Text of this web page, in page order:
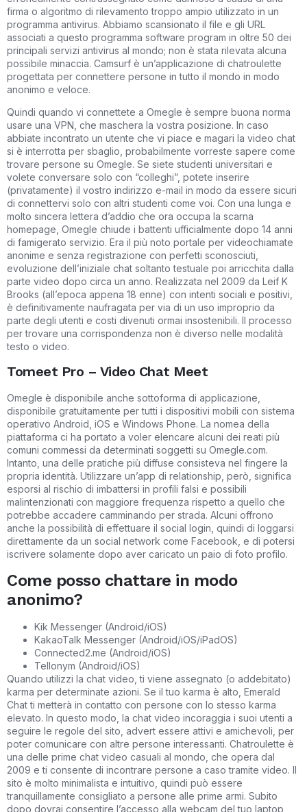
firma o algoritmo di rilevamento troppo ampio utilizzato in un
programma antivirus. Abbiamo scansionato il file e gli URL
associati a questo programma software program in oltre 50 dei
principali servizi antivirus al mondo; non è stata rilevata alcuna
possibile minaccia. Camsurf è un’applicazione di chatroulette
progettata per connettere persone in tutto il mondo in modo
anonimo e veloce.
Quindi quando vi connettete a Omegle è sempre buona norma
usare una VPN, che maschera la vostra posizione. In caso
abbiate incontrato un utente che vi piace e magari la video chat
si è interrotta per sbaglio, probabilmente vorreste sapere come
trovare persone su Omegle. Se siete studenti universitari e
volete conversare solo con “colleghi”, potete inserire
(privatamente) il vostro indirizzo e-mail in modo da essere sicuri
di connettervi solo con altri studenti come voi. Con una lunga e
molto sincera lettera d’addio che ora occupa la scarna
homepage, Omegle chiude i battenti ufficialmente dopo 14 anni
di famigerato servizio. Era il più noto portale per videochiamate
anonime e senza registrazione con perfetti sconosciuti,
evoluzione dell’iniziale chat soltanto testuale poi arricchita dalla
parte video dopo circa un anno. Realizzata nel 2009 da Leif K
Brooks (all’epoca appena 18 enne) con intenti sociali e positivi,
è definitivamente naufragata per via di un uso improprio da
parte degli utenti e costi divenuti ormai insostenibili. Il processo
per trovare una corrispondenza non è diverso nelle modalità
testo o video.
Tomeet Pro – Video Chat Meet
Omegle è disponibile anche sottoforma di applicazione,
disponibile gratuitamente per tutti i dispositivi mobili con sistema
operativo Android, iOS e Windows Phone. La nomea della
piattaforma ci ha portato a voler elencare alcuni dei reati più
comuni commessi da determinati soggetti su Omegle.com.
Intanto, una delle pratiche più diffuse consisteva nel fingere la
propria identità. Utilizzare un’app di relationship, però, significa
esporsi al rischio di imbattersi in profili falsi e possibili
malintenzionati con maggiore frequenza rispetto a quello che
potrebbe accadere camminando per strada. Alcuni offrono
anche la possibilità di effettuare il social login, quindi di loggarsi
direttamente da un social network come Facebook, e di potersi
iscrivere solamente dopo aver caricato un paio di foto profilo.
Come posso chattare in modo
anonimo?
Kik Messenger (Android/iOS)
KakaoTalk Messenger (Android/iOS/iPadOS)
Connected2.me (Android/iOS)
Tellonym (Android/iOS)
Quando utilizzi la chat video, ti viene assegnato (o addebitato)
karma per determinate azioni. Se il tuo karma è alto, Emerald
Chat ti metterà in contatto con persone con lo stesso karma
elevato. In questo modo, la chat video incoraggia i suoi utenti a
seguire le regole del sito, advert essere attivi e amichevoli, per
poter comunicare con altre persone interessanti. Chatroulette è
una delle prime chat video casuali al mondo, che opera dal
2009 e ti consente di incontrare persone a caso tramite video. Il
sito è molto minimalista e intuitivo, quindi può essere
tranquillamente consigliato a persone alle prime armi. Subito
dopo dovrai consentire l’accesso alla webcam del tuo laptop